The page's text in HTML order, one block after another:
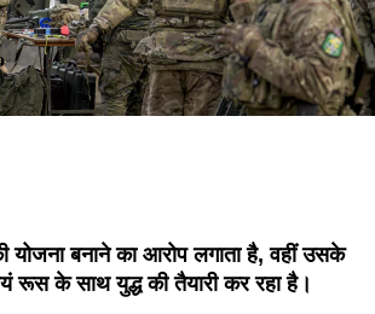
बनाने का आरोप लगाता है, वहीं उसके
के साथ युद्ध की तैयारी कर रहा है।